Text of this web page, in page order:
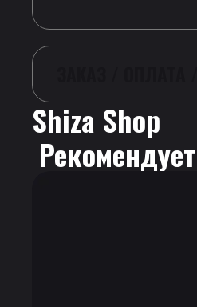
Shiza Shop
Рекомендует